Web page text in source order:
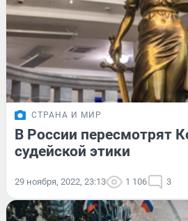
СТРАНА И МИР
В России пересмотрят
судейской этики
29 ноября, 2022, 23:13 1 106 3